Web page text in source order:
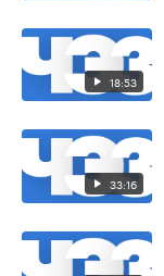
18:53
33:16